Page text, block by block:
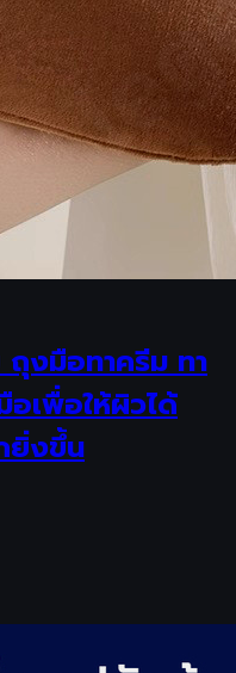
งมือทาครีม ทา
อเพื่อให้ผิวได้
ยิ่งขึ้น